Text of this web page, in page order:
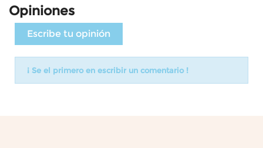
Opiniones
Escribe tu opinión
¡ Se el primero en escribir un comentario !